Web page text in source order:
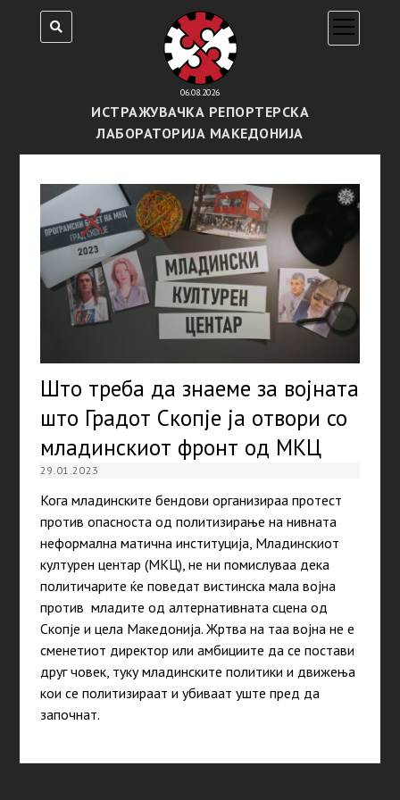
06.08.2026
ИСТРАЖУВАЧКА РЕПОРТЕРСКА
ЛАБОРАТОРИЈА МАКЕДОНИЈА
open
menu
Што треба да знаеме за војната
што Градот Скопје ја отвори со
младинскиот фронт од МКЦ
29.01.2023
Кога младинските бендови организираа протест
против опасноста од политизирање на нивната
неформална матична институција, Младинскиот
културен центар (МКЦ), не ни помислуваа дека
политичарите ќе поведат вистинска мала војна
против младите од алтернативната сцена од
Скопје и цела Македонија. Жртва на таа војна не е
сменетиот директор или амбициите да се постави
друг човек, туку младинските политики и движења
кои се политизираат и убиваат уште пред да
започнат.